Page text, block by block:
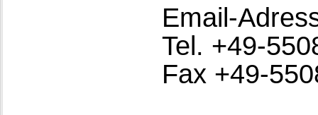
Email-
Tel. +49-
Fax +49-